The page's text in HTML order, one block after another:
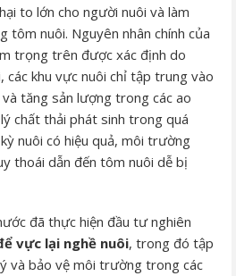
to lớn cho người nuôi và làm
tôm nuôi. Nguyên nhân chính của
trọng trên được xác định do
các khu vực nuôi chỉ tập trung vào
tăng sản lượng trong các ao
chất thải phát sinh trong quá
nuôi có hiệu quả, môi trường
thoái dẫn đến tôm nuôi dễ bị
đã thực hiện đầu tư nghiên
vực lại nghề nuôi, trong đó tập
và bảo vệ môi trường trong các